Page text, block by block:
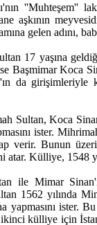
''Muhteşem''
aşkının
gelen adını,
17 yaşına
Başmimar Koca
da girişimleriyle
Sultan, Koca
ister.
verir. Bunun
Külliye, 1548
ile Mimar
1562 yılında
yapmasını ister.
külliye için